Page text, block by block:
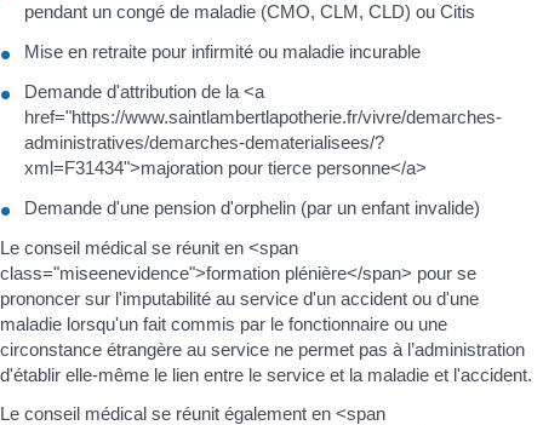
pendant un congé de maladie (CMO, CLM, CLD) ou Citis
Mise en retraite pour infirmité ou maladie incurable
Demande d'attribution de la <a
href="https://www.saintlambertlapotherie.fr/vivre/demarches-
administratives/demarches-dematerialisees/?
xml=F31434">majoration pour tierce personne</a>
Demande d'une pension d'orphelin (par un enfant invalide)
Le conseil médical se réunit en <span
class="miseenevidence">formation plénière</span> pour se
prononcer sur l'imputabilité au service d'un accident ou d'une
maladie lorsqu'un fait commis par le fonctionnaire ou une
circonstance étrangère au service ne permet pas à l’administration
d'établir elle-même le lien entre le service et la maladie et l'accident.
Le conseil médical se réunit également en <span